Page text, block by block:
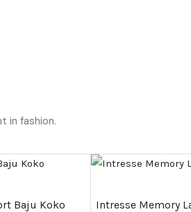
in fashion.
Baju Koko Intresse Memory